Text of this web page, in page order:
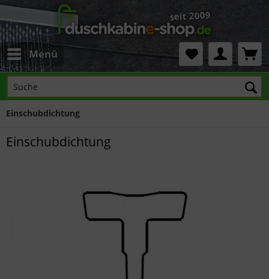
Menü
Einschubdichtung
Einschubdichtung